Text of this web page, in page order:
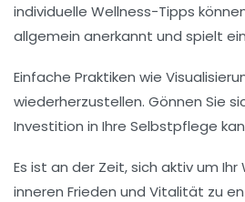
individuelle Wellness-Tipps
allgemein anerkannt und spielt
Einfache Praktiken wie
wiederherzustellen. Gönnen Sie
Investition in Ihre Selbstpflege
Es ist an der Zeit, sich aktiv um
inneren Frieden und Vitalität zu